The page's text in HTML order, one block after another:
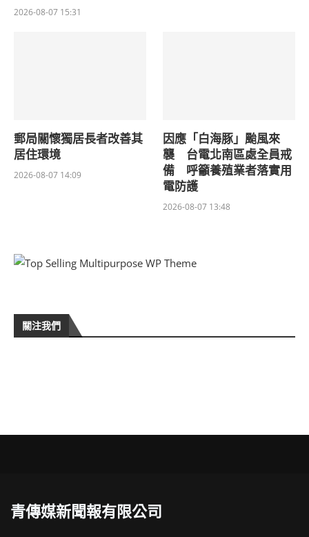
2026-08-07 15:31
郵局關懷獨居長者改善其
居住環境
2026-08-07 14:09
因應「白海豚」颱風來
襲 台電北南區處全員戒
備 呼籲養殖業者落實用
電防護
2026-08-07 13:48
關注我們
青傳媒新聞報有限公司